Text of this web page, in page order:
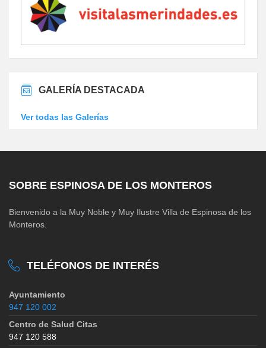
GALERÍA DESTACADA
Ver todas las Galerías
SOBRE ESPINOSA DE LOS MONTEROS
Bienvenido a la Muy Noble y Muy Ilustre Villa de Espinosa de los
Monteros.
TELÉFONOS DE INTERÉS
Ayuntamiento
947 120 002
Centro de Salud Citas
947 120 588